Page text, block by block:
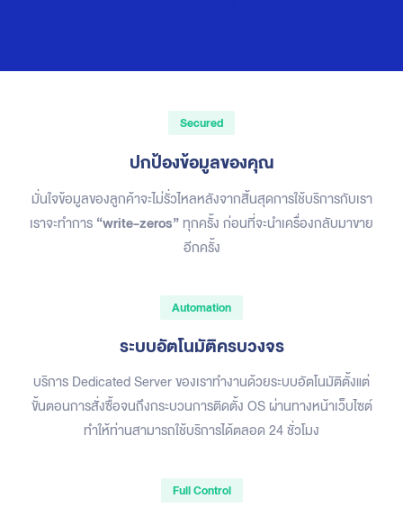
Secured
ปกป้องข้อมูลของคุณ
มั่นใจข้อมูลของลูกค้าจะไม่รั่วไหลหลังจากสิ้นสุดการใช้บริการกับเรา
เราจะทำการ “write-zeros” ทุกครั้ง ก่อนที่จะนำเครื่องกลับมาขาย
อีกครั้ง
Automation
ระบบอัตโนมัติครบวงจร
บริการ Dedicated Server ของเราทำงานด้วยระบบอัตโนมัติตั้งแต่
ขั้นตอนการสั่งซื้อจนถึงกระบวนการติดตั้ง OS ผ่านทางหน้าเว็บไซต์
ทำให้ท่านสามารถใช้บริการได้ตลอด 24 ชั่วโมง
Full Control